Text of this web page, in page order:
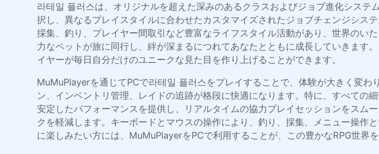
라테일 플러스は、オリジナルを超えた深みのあるクラスおよびジョブ進化シス
択し、異なるプレイスタイルに合わせたカスタマイズされたジョブチェンジシス
採集、釣り、プレイヤー間取引など豊富なライフスタイル活動があり、世界のい
力なペットが旅に同行し、絆が深まるにつれてあなたとともに成長していきます
イヤーが毎日自分だけのユニークな見た目を作り上げることができます。
MuMuPlayerを通じてPCで라테일 플러스をプレイすることで、体験が大きく変
ン、インベントリ管理、レイドの追跡が格段に快適になります。特に、すべての
安定したパフォーマンスを提供し、リアルタイムの協力プレイセッションをスム
クを軽減します。キーボードとマウスの操作により、釣り、採集、メニュー操作
に楽しみたい方には、MuMuPlayerをPCで利用することが、この豊かなRPG世界